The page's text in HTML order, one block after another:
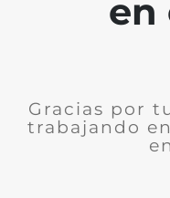
en
Gracias por
trabajando